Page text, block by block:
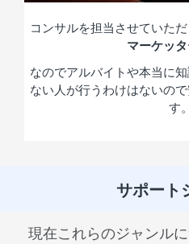
コンサルを担当させていた
マーケッ
なのでアルバイトや本当に
ない人が行うわけはないの
す。
サポート
現在これらのジャンル